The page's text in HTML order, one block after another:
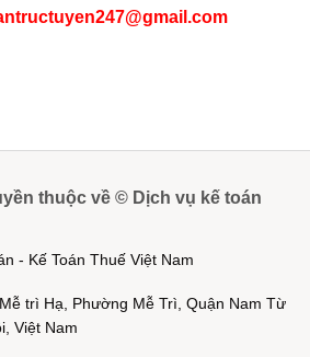
thuộc về © Dịch vụ kế toán
- Kế Toán Thuế Việt Nam
trì Hạ, Phường Mễ Trì, Quận Nam Từ
Việt Nam